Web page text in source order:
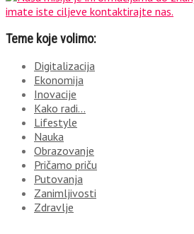
Teme koje volimo:
Digitalizacija
Ekonomija
Inovacije
Kako radi…
Lifestyle
Nauka
Obrazovanje
Pričamo priču
Putovanja
Zanimljivosti
Zdravlje